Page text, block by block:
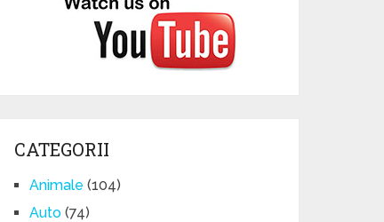
CATEGORII
Animale (104)
Auto (74)